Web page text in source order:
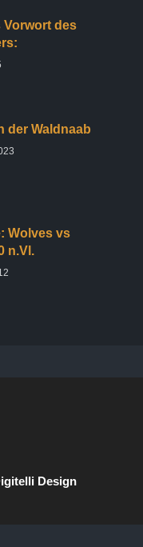
Vorwort des
der Waldnaab
Wolves vs
n.Vl.
Design